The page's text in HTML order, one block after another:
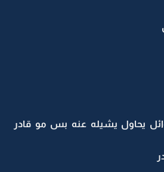
يحاول يشيله عنه بس مو قادر